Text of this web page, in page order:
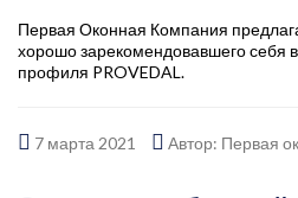
Первая Оконная Компания
хорошо зарекомендовавшего себя
профиля PROVEDAL.
7 марта 2021 Автор: Первая